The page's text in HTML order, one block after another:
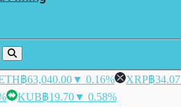
฿63,040.00▼ 0.16% XRP฿34.07
KUB฿19.70▼ 0.58%